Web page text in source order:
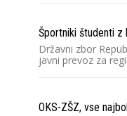
Športniki študenti z
Državni zbor
javni prevoz za
OKS-ZŠZ, vse